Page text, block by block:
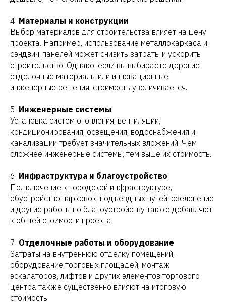
4. Материалы и конструкции
Выбор материалов для строительства влияет на цену
проекта. Например, использование металлокаркаса и
сэндвич-панелей может снизить затраты и ускорить
строительство. Однако, если вы выбираете дорогие
отделочные материалы или инновационные
инженерные решения, стоимость увеличивается.
5. Инженерные системы
Установка систем отопления, вентиляции,
кондиционирования, освещения, водоснабжения и
канализации требует значительных вложений. Чем
сложнее инженерные системы, тем выше их стоимость.
6. Инфраструктура и благоустройство
Подключение к городской инфраструктуре,
обустройство парковок, подъездных путей, озеленение
и другие работы по благоустройству также добавляют
к общей стоимости проекта.
7. Отделочные работы и оборудование
Затраты на внутреннюю отделку помещений,
оборудование торговых площадей, монтаж
эскалаторов, лифтов и других элементов торгового
центра также существенно влияют на итоговую
стоимость.